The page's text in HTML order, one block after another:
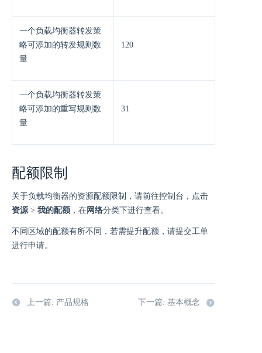
一个负载均衡器转发策
略可添加的转发规则数
量
120
一个负载均衡器转发策
略可添加的重写规则数
量
31
配额限制
关于负载均衡器的资源配额限制，请前往控制台，点击
资源> 我的配额 ，在网络分类下进行查看。
不同区域的配额有所不同，若需提升配额，请提交工单
进行申请。
上一篇: 产品规格 下一篇: 基本概念